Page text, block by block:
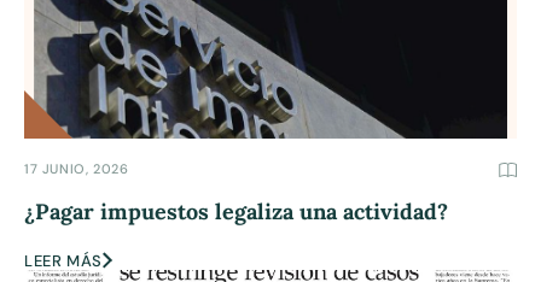
17 JUNIO, 2026
¿Pagar impuestos legaliza una actividad?
LEER MÁS